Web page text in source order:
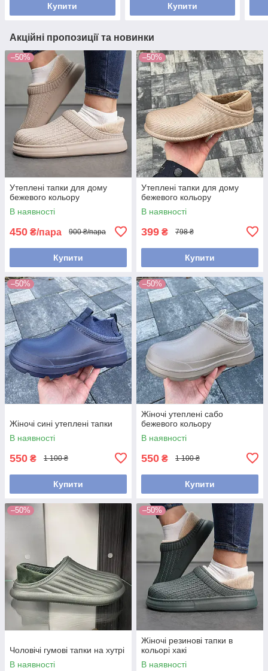
Купити Купити
Акційні пропозиції та новинки
–50%
Утеплені тапки для дому
бежевого кольору
В наявності
450 ₴/пара 900 ₴/пара
Купити
–50%
Утеплені тапки для дому
бежевого кольору
В наявності
399 ₴ 798 ₴
Купити
–50%
Жіночі сині утеплені тапки
В наявності
550 ₴ 1 100 ₴
Купити
–50%
Жіночі утеплені сабо
бежевого кольору
В наявності
550 ₴ 1 100 ₴
Купити
–50%
Чоловічі гумові тапки на хутрі
В наявності
–50%
Жіночі резинові тапки в
кольорі хакі
В наявності